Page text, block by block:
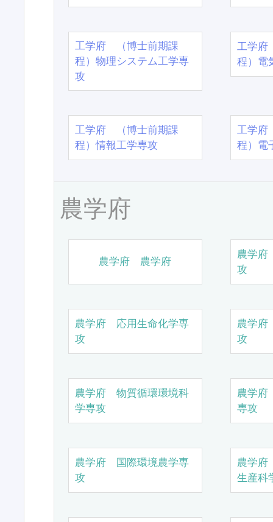
工学府 （博士前期課
程）物理システム工学専
攻
工学
程）電
工学府 （博士前期課
程）情報工学専攻
工学
程）電
農学府
農学府 農学府
農学
攻
農学府 応用生命化学専
攻
農学
攻
農学府 物質循環環境科
学専攻
農学
専攻
農学府 国際環境農学専
攻
農学
生産科